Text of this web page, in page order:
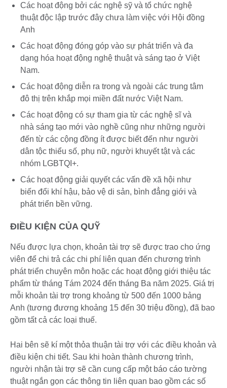
Các hoạt động bởi các nghệ sỹ và tổ chức nghệ
thuật độc lập trước đây chưa làm việc với Hội đồng
Anh
Các hoạt động đóng góp vào sự phát triển và đa
dạng hóa hoạt động nghệ thuật và sáng tạo ở Việt
Nam.
Các hoạt động diễn ra trong và ngoài các trung tâm
đô thị trên khắp mọi miền đất nước Việt Nam.
Các hoạt động có sự tham gia từ các nghệ sĩ và
nhà sáng tạo mới vào nghề cũng như những người
đến từ các cộng đồng ít được biết đến như người
dân tộc thiểu số, phụ nữ, người khuyết tật và các
nhóm LGBTQI+.
Các hoạt động giải quyết các vấn đề xã hội như
biến đổi khí hậu, bảo vệ di sản, bình đẳng giới và
phát triển bền vững.
ĐIỀU KIỆN CỦA QUỸ
Nếu được lựa chọn, khoản tài trợ sẽ được trao cho ứng
viên để chi trả các chi phí liên quan đến chương trình
phát triển chuyên môn hoặc các hoạt động giới thiệu tác
phẩm từ tháng Tám 2024 đến tháng Ba năm 2025. Giá trị
mỗi khoản tài trợ trong khoảng từ 500 đến 1000 bảng
Anh (tương đương khoảng 15 đến 30 triệu đồng), đã bao
gồm tất cả các loại thuế.
Hai bên sẽ kí một thỏa thuận tài trợ với các điều khoản và
điều kiện chi tiết. Sau khi hoàn thành chương trình,
người nhận tài trợ sẽ cần cung cấp một báo cáo tường
thuật ngắn gọn các thông tin liên quan bao gồm các số